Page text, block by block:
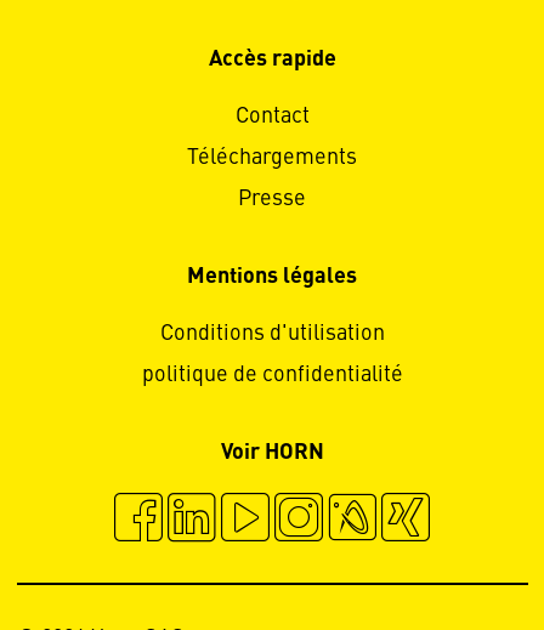
Accès rapide
Contact
Téléchargements
Presse
Mentions légales
Conditions d'utilisation
politique de confidentialité
Voir HORN